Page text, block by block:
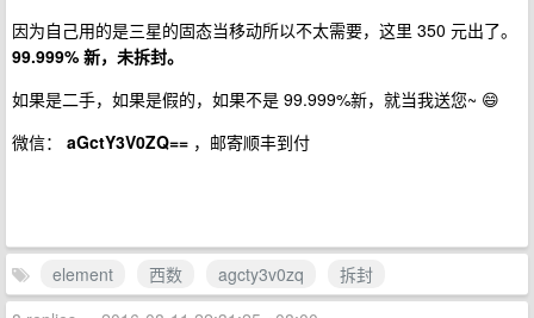
因为自己用的是三星的固态当移动所以不太需要，这里 350 元出了。
99.999% 新，未拆封。
如果是二手，如果是假的，如果不是 99.999%新，就当我送您~ 😄
微信： aGctY3V0ZQ== ，邮寄顺丰到付
element 西数 agcty3v0zq
拆封